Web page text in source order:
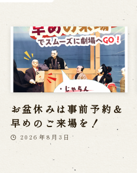
お盆休みは事前予約＆
早めのご来場を！
2026年8月3日